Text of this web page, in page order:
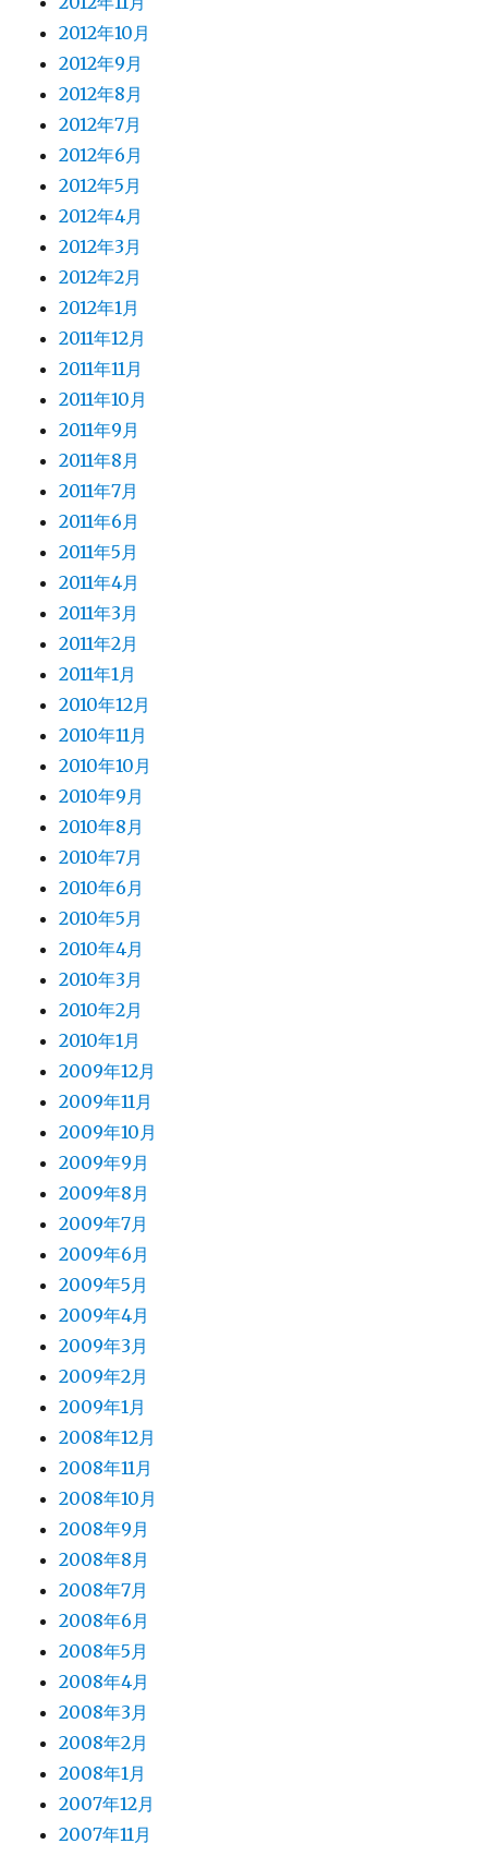
2012年10月
2012年9月
2012年8月
2012年7月
2012年6月
2012年5月
2012年4月
2012年3月
2012年2月
2012年1月
2011年12月
2011年11月
2011年10月
2011年9月
2011年8月
2011年7月
2011年6月
2011年5月
2011年4月
2011年3月
2011年2月
2011年1月
2010年12月
2010年11月
2010年10月
2010年9月
2010年8月
2010年7月
2010年6月
2010年5月
2010年4月
2010年3月
2010年2月
2010年1月
2009年12月
2009年11月
2009年10月
2009年9月
2009年8月
2009年7月
2009年6月
2009年5月
2009年4月
2009年3月
2009年2月
2009年1月
2008年12月
2008年11月
2008年10月
2008年9月
2008年8月
2008年7月
2008年6月
2008年5月
2008年4月
2008年3月
2008年2月
2008年1月
2007年12月
2007年11月